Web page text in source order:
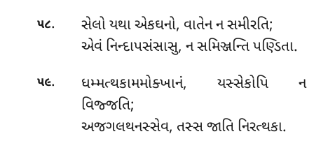
૫૮.
સેલો યથા એકઘનો, વાતેન ન સમીરતિ;
એવં નિન્દાપસંસાસુ, ન સમિઞ્જન્તિ પણ્ડિતા.
૫૯. ધમ્મત્થકામમોક્ખાનં, યસ્સેકોપિ ન
વિજ્જતિ;
અજગલથનસ્સેવ, તસ્સ જાતિ નિરત્થકા.